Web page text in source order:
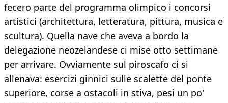
fecero parte del programma olimpico i concorsi
artistici (architettura, letteratura, pittura, musica e
scultura). Quella nave che aveva a bordo la
delegazione neozelandese ci mise otto settimane
per arrivare. Ovviamente sul piroscafo ci si
allenava: esercizi ginnici sulle scalette del ponte
superiore, corse a ostacoli in stiva, pesi un po'